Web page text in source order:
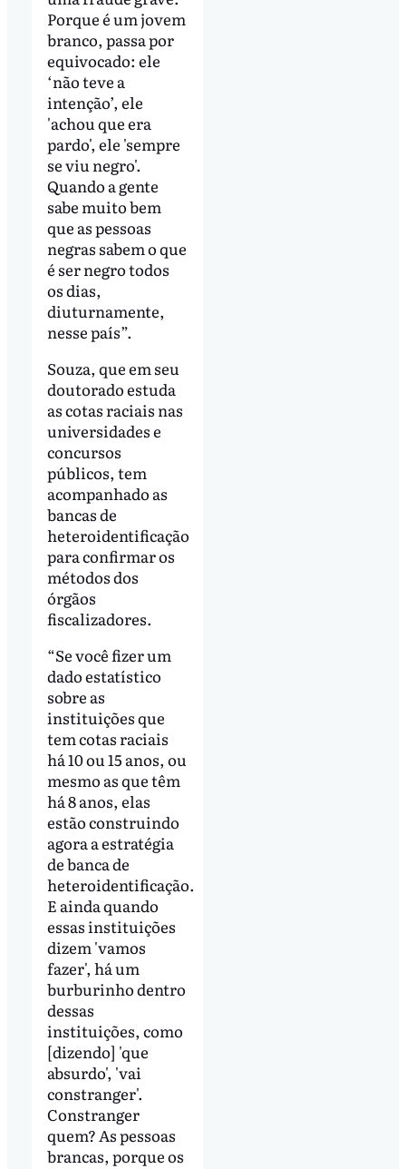
Porque é um jovem
branco, passa por
equivocado: ele
‘não teve a
intenção’, ele
'achou que era
pardo', ele 'sempre
se viu negro'.
Quando a gente
sabe muito bem
que as pessoas
negras sabem o que
é ser negro todos
os dias,
diuturnamente,
nesse país”.
Souza, que em seu
doutorado estuda
as cotas raciais nas
universidades e
concursos
públicos, tem
acompanhado as
bancas de
heteroidentificação
para confirmar os
métodos dos
órgãos
fiscalizadores.
“Se você fizer um
dado estatístico
sobre as
instituições que
tem cotas raciais
há 10 ou 15 anos, ou
mesmo as que têm
há 8 anos, elas
estão construindo
agora a estratégia
de banca de
heteroidentificação.
E ainda quando
essas instituições
dizem 'vamos
fazer', há um
burburinho dentro
dessas
instituições, como
[dizendo] 'que
absurdo', 'vai
constranger'.
Constranger
quem? As pessoas
brancas, porque os